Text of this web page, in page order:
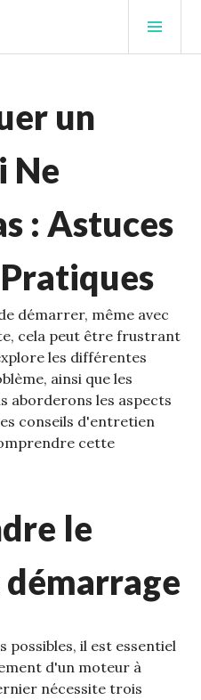
un
Ne
: Astuces
démarrer‚ même avec
cela peut être frustrant
les différentes
ainsi que les
aborderons les aspects
conseils d'entretien
cette
le
possibles‚ il est essentiel
d'un moteur à
nécessite trois